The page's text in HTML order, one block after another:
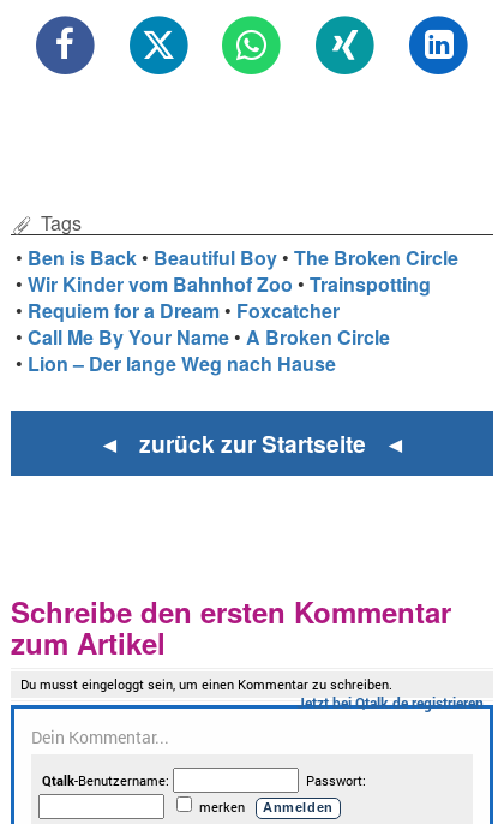
Tags
• Ben is Back • Beautiful Boy •The Broken Circle
•Wir Kinder vom Bahnhof Zoo •Trainspotting
• Requiem for a Dream • Foxcatcher
•Call Me By Your Name •A Broken Circle
• Lion – Der lange Weg nach Hause
◄ zurück zur Startseite ◄
Schreibe den ersten Kommentar
zum Artikel